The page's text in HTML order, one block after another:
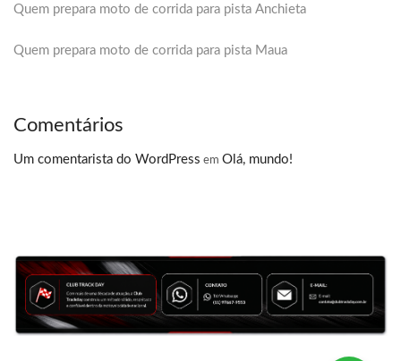
Quem prepara moto de corrida para pista Anchieta
Quem prepara moto de corrida para pista Maua
Comentários
Um comentarista do WordPress em Olá, mundo!